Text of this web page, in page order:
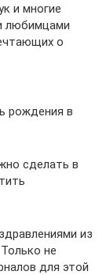
и многие
любимцами
о
рождения в
сделать в
из
не
для этой